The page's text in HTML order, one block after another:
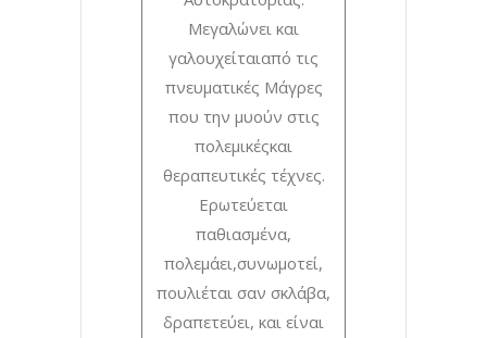
Μεγαλώνει και
γαλουχείταιαπό τις
πνευματικές Μάγρες
που την μυούν στις
πολεμικέςκαι
θεραπευτικές τέχνες.
Ερωτεύεται
παθιασμένα,
πολεμάει,συνωμοτεί,
πουλιέται σαν σκλάβα,
δραπετεύει, και είναι